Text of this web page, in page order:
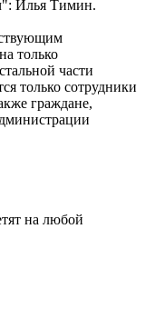
Илья Тимин.
только
части
только сотрудники
граждане,
на любой